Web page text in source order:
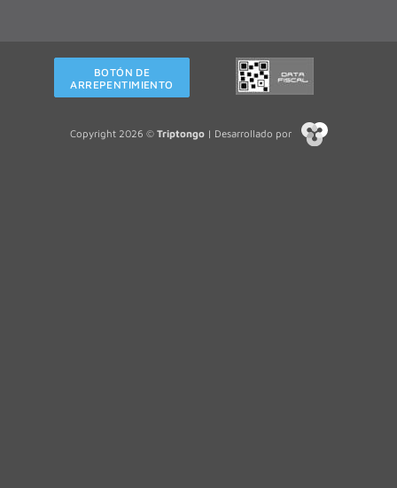
BOTÓN DE
ARREPENTIMIENTO
Copyright 2026 © Triptongo| Desarrollado por